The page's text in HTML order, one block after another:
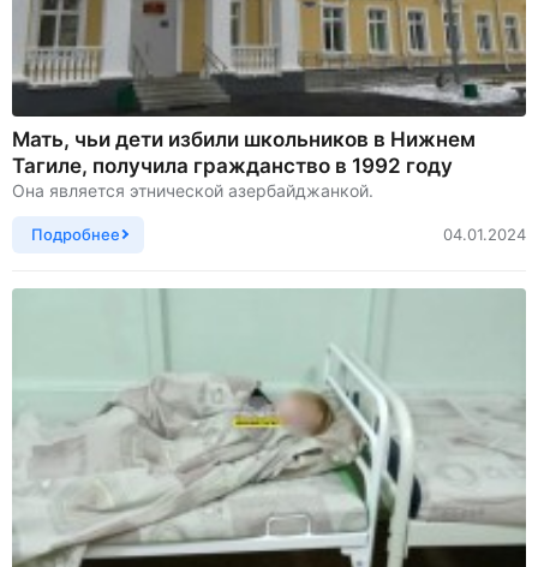
Мать, чьи дети избили школьников в Нижнем
Тагиле, получила гражданство в 1992 году
Она является этнической азербайджанкой.
Подробнее 04.01.2024